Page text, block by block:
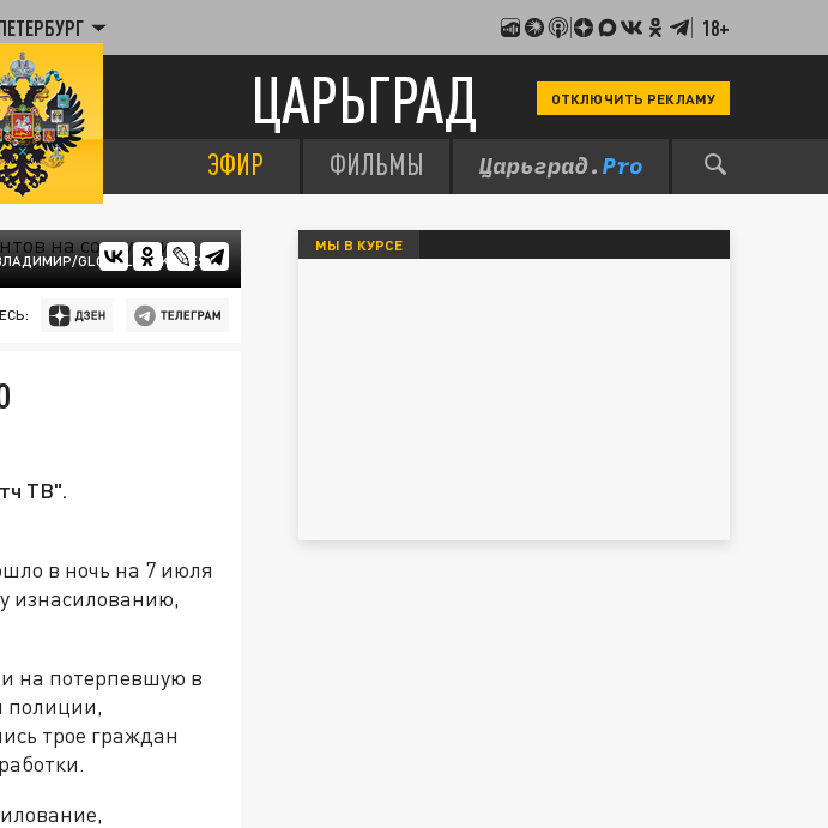
18+
ЦАРЬГРАД ОТКЛЮЧИТЬ РЕКЛАМУ
ЭФИР ФИЛЬМЫ
GLOBALLOOKPRESS
ТВ".
в ночь на 7 июля
изнасилованию,
на потерпевшую в
полиции,
трое граждан
МЫ В КУРСЕ